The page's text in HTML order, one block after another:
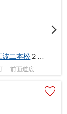
波二本松２丁目3-
可 前面道広